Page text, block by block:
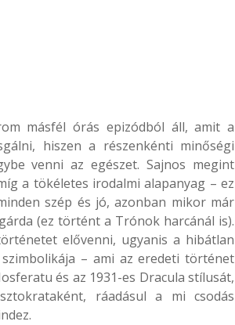
másfél órás epizódból áll, amit a
hiszen a részenkénti minőségi
venni az egészet. Sajnos megint
a tökéletes irodalmi alapanyag – ez
szép és jó, azonban mikor már
(ez történt a Trónok harcánál is).
elővenni, ugyanis a hibátlan
– ami az eredeti történet
és az 1931-es Dracula stílusát,
ráadásul a mi csodás